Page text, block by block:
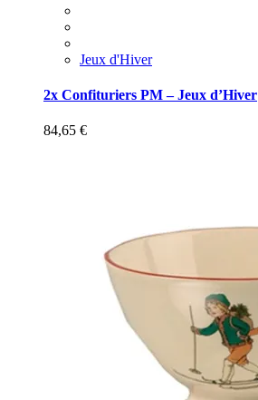
Jeux d'Hiver
2x Confituriers PM – Jeux d’Hiver
84,65 €